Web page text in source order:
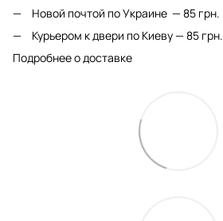
Новой почтой по Украине — 85 грн.
Курьером к двери по Киеву — 85 грн.
Подробнее о доставке